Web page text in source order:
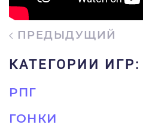
ПРЕДЫДУЩИЙ
КАТЕГОРИИ ИГР:
РПГ
ГОНКИ